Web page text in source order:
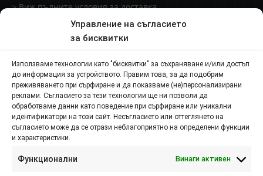
Управление на съгласието
за бисквитки
Използваме технологии като "бисквитки" за съхраняване и/или достъп
до информация за устройството. Правим това, за да подобрим
преживяването при сърфиране и да показваме (не)персонализирани
реклами. Съгласието за тези технологии ще ни позволи да
обработваме данни като поведение при сърфиране или уникални
идентификатори на този сайт. Несъгласието или оттеглянето на
съгласието може да се отрази неблагоприятно на определени функции
и характеристики.
Функционални Винаги активен
> Виж пълните условия за доставка
Доставки извън България
Контакти
Пловдив п.к. 4000,
ул. Брезовско шосе №145
088 807 8538